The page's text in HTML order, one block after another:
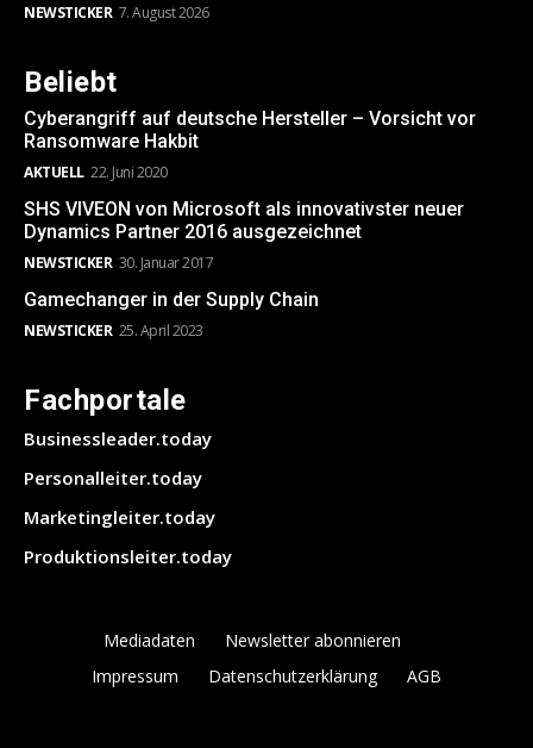
NEWSTICKER 7. August 2026
Beliebt
Cyberangriff auf deutsche Hersteller – Vorsicht vor
Ransomware Hakbit
AKTUELL 22. Juni 2020
SHS VIVEON von Microsoft als innovativster neuer
Dynamics Partner 2016 ausgezeichnet
NEWSTICKER 30. Januar 2017
Gamechanger in der Supply Chain
NEWSTICKER 25. April 2023
Fachportale
Businessleader.today
Personalleiter.today
Marketingleiter.today
Produktionsleiter.today
Mediadaten
Newsletter abonnieren
Impressum
Datenschutzerklärung AGB